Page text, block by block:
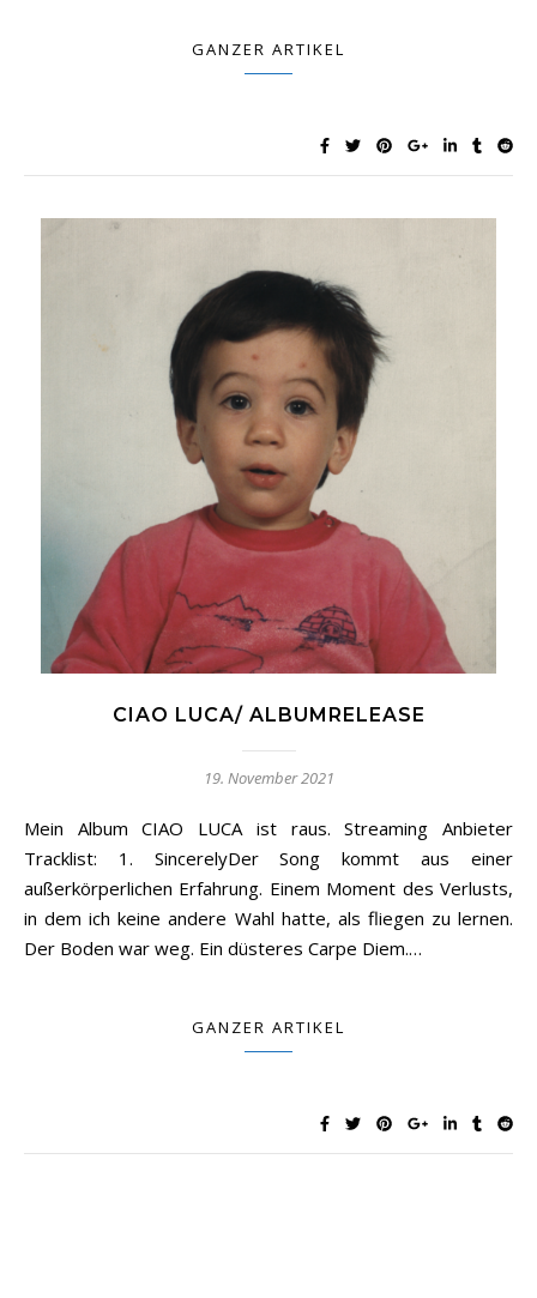
GANZER ARTIKEL
CIAO LUCA/ ALBUMRELEASE
19. November 2021
Mein Album CIAO LUCA ist raus. Streaming Anbieter
Tracklist: 1. SincerelyDer Song kommt aus einer
außerkörperlichen Erfahrung. Einem Moment des Verlusts,
in dem ich keine andere Wahl hatte, als fliegen zu lernen.
Der Boden war weg. Ein düsteres Carpe Diem.…
GANZER ARTIKEL